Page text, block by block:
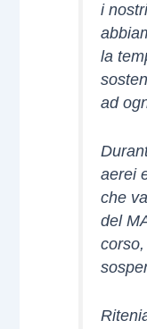
i
la
ad
aerei
che
del